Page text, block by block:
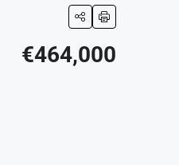
€464,000